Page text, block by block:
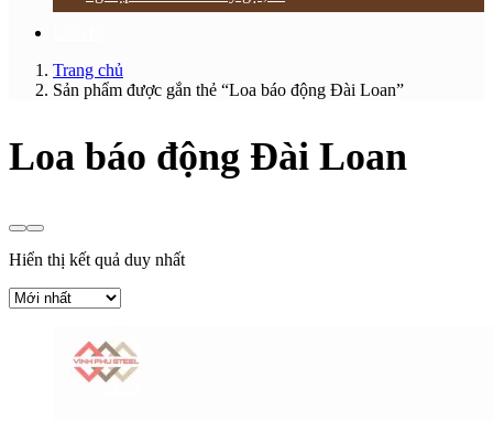
Trang chủ
Sản phẩm được gắn thẻ “Loa báo động Đài Loan”
Loa báo động Đài Loan
Hiển thị kết quả duy nhất